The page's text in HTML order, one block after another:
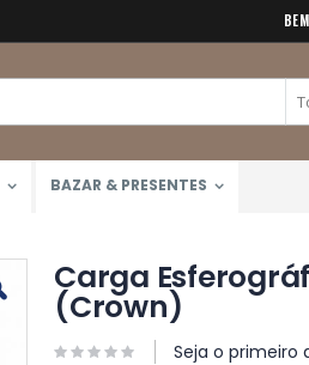
BAZAR & PRESENTES
Carga
(Crown)
Seja o primeiro